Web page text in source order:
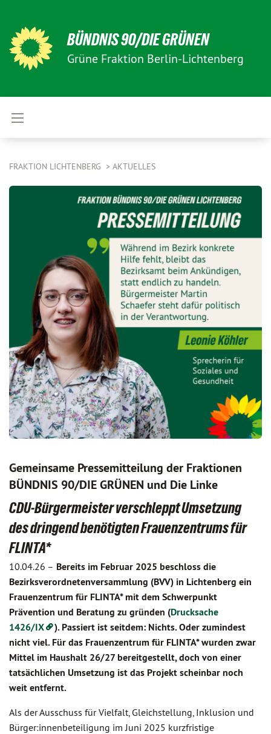
BÜNDNIS 90/DIE GRÜNEN
Grüne Fraktion Berlin-Lichtenberg
FRAKTION LICHTENBERG AKTUELLES
Gemeinsame Pressemitteilung der Fraktionen
BÜNDNIS 90/DIE GRÜNEN und Die Linke
CDU-Bürgermeister verschleppt Umsetzung
des dringend benötigten Frauenzentrums für
FLINTA*
10.04.26 – Bereits im Februar 2025 beschloss die
Bezirksverordnetenversammlung (BVV) in Lichtenberg ein
Frauenzentrum für FLINTA* mit dem Schwerpunkt
Prävention und Beratung zu gründen (Drucksache
1426/IX
). Passiert ist seitdem: Nichts. Oder zumindest
nicht viel. Für das Frauenzentrum für FLINTA* wurden zwar
Mittel im Haushalt 26/27 bereitgestellt, doch von einer
tatsächlichen Umsetzung ist das Projekt scheinbar noch
weit entfernt.
Als der Ausschuss für Vielfalt, Gleichstellung, Inklusion und
Bürger:innenbeteiligung im Juni 2025 kurzfristige